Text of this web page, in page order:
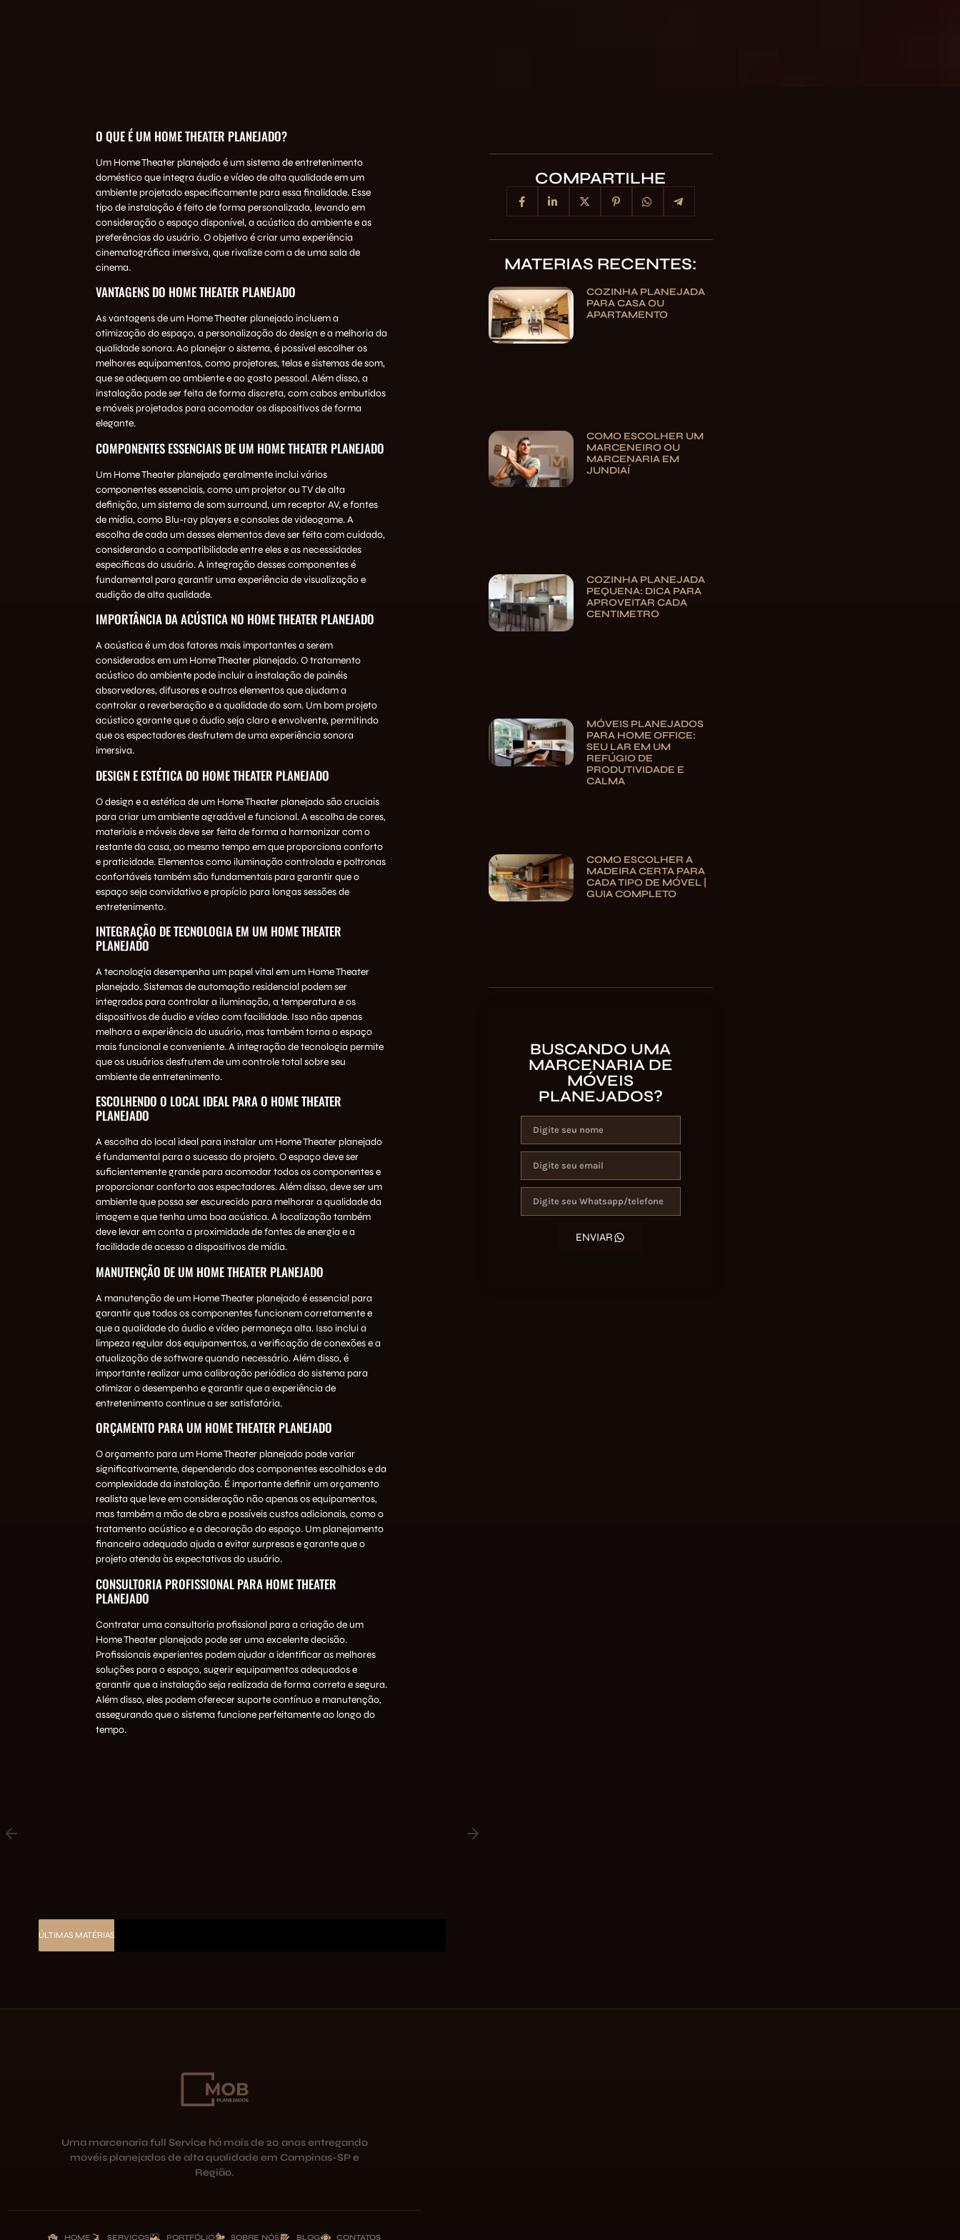
O QUE É UM HOME THEATER PLANEJADO?
Um Home Theater planejado é um sistema de entretenimento
doméstico que integra áudio e vídeo de alta qualidade em um
ambiente projetado especificamente para essa finalidade. Esse
tipo de instalação é feito de forma personalizada, levando em
consideração o espaço disponível, a acústica do ambiente e as
preferências do usuário. O objetivo é criar uma experiência
cinematográfica imersiva, que rivalize com a de uma sala de
cinema.
VANTAGENS DO HOME THEATER PLANEJADO
As vantagens de um Home Theater planejado incluem a
otimização do espaço, a personalização do design e a melhoria da
qualidade sonora. Ao planejar o sistema, é possível escolher os
melhores equipamentos, como projetores, telas e sistemas de som,
que se adequem ao ambiente e ao gosto pessoal. Além disso, a
instalação pode ser feita de forma discreta, com cabos embutidos
e móveis projetados para acomodar os dispositivos de forma
elegante.
COMPONENTES ESSENCIAIS DE UM HOME THEATER PLANEJADO
Um Home Theater planejado geralmente inclui vários
componentes essenciais, como um projetor ou TV de alta
definição, um sistema de som surround, um receptor AV, e fontes
de mídia, como Blu-ray players e consoles de videogame. A
escolha de cada um desses elementos deve ser feita com cuidado,
considerando a compatibilidade entre eles e as necessidades
específicas do usuário. A integração desses componentes é
fundamental para garantir uma experiência de visualização e
audição de alta qualidade.
IMPORTÂNCIA DA ACÚSTICA NO HOME THEATER PLANEJADO
A acústica é um dos fatores mais importantes a serem
considerados em um Home Theater planejado. O tratamento
acústico do ambiente pode incluir a instalação de painéis
absorvedores, difusores e outros elementos que ajudam a
controlar a reverberação e a qualidade do som. Um bom projeto
acústico garante que o áudio seja claro e envolvente, permitindo
que os espectadores desfrutem de uma experiência sonora
imersiva.
DESIGN E ESTÉTICA DO HOME THEATER PLANEJADO
O design e a estética de um Home Theater planejado são cruciais
para criar um ambiente agradável e funcional. A escolha de cores,
materiais e móveis deve ser feita de forma a harmonizar com o
restante da casa, ao mesmo tempo em que proporciona conforto
e praticidade. Elementos como iluminação controlada e poltronas
confortáveis também são fundamentais para garantir que o
espaço seja convidativo e propício para longas sessões de
entretenimento.
INTEGRAÇÃO DE TECNOLOGIA EM UM HOME THEATER
PLANEJADO
A tecnologia desempenha um papel vital em um Home Theater
planejado. Sistemas de automação residencial podem ser
integrados para controlar a iluminação, a temperatura e os
dispositivos de áudio e vídeo com facilidade. Isso não apenas
melhora a experiência do usuário, mas também torna o espaço
mais funcional e conveniente. A integração de tecnologia permite
que os usuários desfrutem de um controle total sobre seu
ambiente de entretenimento.
ESCOLHENDO O LOCAL IDEAL PARA O HOME THEATER
PLANEJADO
A escolha do local ideal para instalar um Home Theater planejado
é fundamental para o sucesso do projeto. O espaço deve ser
suficientemente grande para acomodar todos os componentes e
proporcionar conforto aos espectadores. Além disso, deve ser um
ambiente que possa ser escurecido para melhorar a qualidade da
imagem e que tenha uma boa acústica. A localização também
deve levar em conta a proximidade de fontes de energia e a
facilidade de acesso a dispositivos de mídia.
MANUTENÇÃO DE UM HOME THEATER PLANEJADO
A manutenção de um Home Theater planejado é essencial para
garantir que todos os componentes funcionem corretamente e
que a qualidade do áudio e vídeo permaneça alta. Isso inclui a
limpeza regular dos equipamentos, a verificação de conexões e a
atualização de software quando necessário. Além disso, é
importante realizar uma calibração periódica do sistema para
otimizar o desempenho e garantir que a experiência de
entretenimento continue a ser satisfatória.
ORÇAMENTO PARA UM HOME THEATER PLANEJADO
O orçamento para um Home Theater planejado pode variar
significativamente, dependendo dos componentes escolhidos e da
complexidade da instalação. É importante definir um orçamento
realista que leve em consideração não apenas os equipamentos,
mas também a mão de obra e possíveis custos adicionais, como o
tratamento acústico e a decoração do espaço. Um planejamento
financeiro adequado ajuda a evitar surpresas e garante que o
projeto atenda às expectativas do usuário.
CONSULTORIA PROFISSIONAL PARA HOME THEATER
PLANEJADO
Contratar uma consultoria profissional para a criação de um
Home Theater planejado pode ser uma excelente decisão.
Profissionais experientes podem ajudar a identificar as melhores
soluções para o espaço, sugerir equipamentos adequados e
garantir que a instalação seja realizada de forma correta e segura.
Além disso, eles podem oferecer suporte contínuo e manutenção,
assegurando que o sistema funcione perfeitamente ao longo do
tempo.
ÚLTIMAS MATÉRIAS
COMPARTILHE
MATERIAS RECENTES:
COZINHA PLANEJADA
PARA CASA OU
APARTAMENTO
COMO ESCOLHER UM
MARCENEIRO OU
MARCENARIA EM
JUNDIAÍ
COZINHA PLANEJADA
PEQUENA: DICA PARA
APROVEITAR CADA
CENTIMETRO
MÓVEIS PLANEJADOS
PARA HOME OFFICE:
SEU LAR EM UM
REFÚGIO DE
PRODUTIVIDADE E
CALMA
COMO ESCOLHER A
MADEIRA CERTA PARA
CADA TIPO DE MÓVEL |
GUIA COMPLETO
BUSCANDO UMA
MARCENARIA DE
MÓVEIS
PLANEJADOS?
ENVIAR
Uma marcenaria full Service há mais de 20 anos entregando
movéis planejados de alta qualidade em Campinas-SP e
Região.
HOME SERVIÇOS PORTFÓLIO SOBRE NÓS BLOG CONTATOS